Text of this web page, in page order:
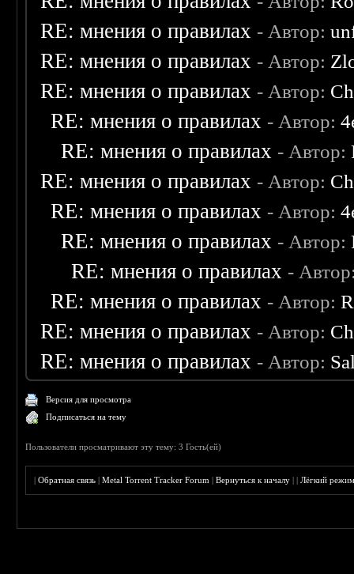
RE: мнения о правилах - Автор:
RE: мнения о правилах - Автор:
RE: мнения о правилах - Автор:
RE: мнения о правилах - Автор:
RE: мнения о правилах - Автор:
RE: мнения о правилах - Автор:
RE: мнения о правилах - Автор:
RE: мнения о правилах - Автор:
RE: мнения о правилах -
RE: мнения о правилах - Автор:
RE: мнения о правилах - Автор:
RE: мнения о правилах - Автор:
Версия для просмотра
Подписаться на тему
Пользователи просматривают эту тему: 3 Гость(ей)
|Обратная связь |Metal Torrent Tracker Forum |Вернуться к началу ||Лёгкий